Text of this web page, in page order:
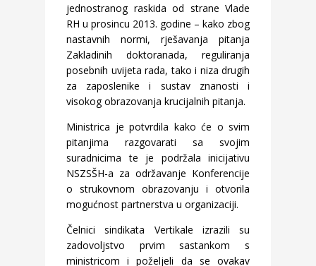
jednostranog raskida od strane Vlade
RH u prosincu 2013. godine – kako zbog
nastavnih normi, rješavanja pitanja
Zakladinih doktoranada, reguliranja
posebnih uvijeta rada, tako i niza drugih
za zaposlenike i sustav znanosti i
visokog obrazovanja krucijalnih pitanja.
Ministrica je potvrdila kako će o svim
pitanjima razgovarati sa svojim
suradnicima te je podržala inicijativu
NSZSŠH-a za održavanje Konferencije
o strukovnom obrazovanju i otvorila
mogućnost partnerstva u organizaciji.
Čelnici sindikata Vertikale izrazili su
zadovoljstvo prvim sastankom s
ministricom i poželjeli da se ovakav